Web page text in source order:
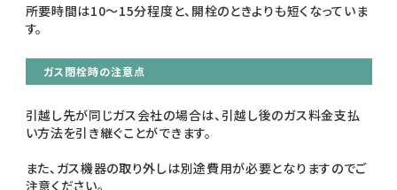
所要時間は10～15分程度と、開栓のときよりも短くなっていま
す。
ガス閉栓時の注意点
引越し先が同じガス会社の場合は、引越し後のガス料金支払
い方法を引き継ぐことができます。
また、ガス機器の取り外しは別途費用が必要となりますのでご
注意ください。